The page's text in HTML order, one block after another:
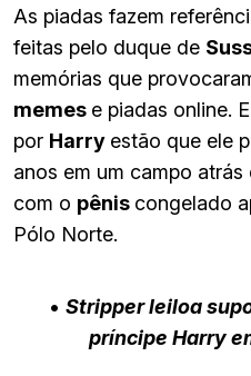
As piadas fazem
feitas pelo duque de
memórias que
memes e piadas online.
por Harry estão que ele
anos em um campo
com o pênis congelado
Pólo Norte.
• Stripper leiloa
príncipe Harry